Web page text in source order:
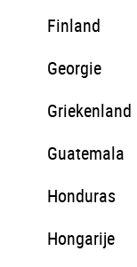
Finland
Georgie
Griekenland
Guatemala
Honduras
Hongarije